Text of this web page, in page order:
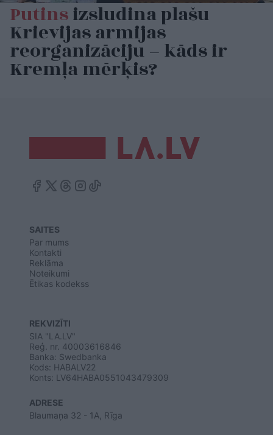
Putinsizsludina plašu
Krievijas armijas
reorganizāciju – kāds ir
Kremļa mērķis?
SAITES
Par mums
Kontakti
Reklāma
Noteikumi
Ētikas kodekss
REKVIZĪTI
SIA "LA.LV"
Reģ. nr. 40003616846
Banka: Swedbanka
Kods: HABALV22
Konts: LV64HABA0551043479309
ADRESE
Blaumaņa 32 - 1A, Rīga